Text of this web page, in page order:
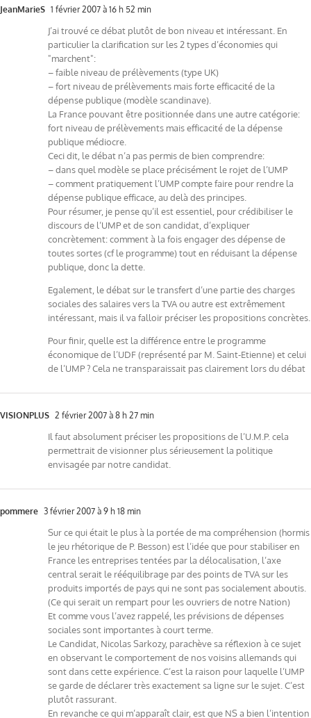
JeanMarieS 1 février 2007 à 16 h 52 min
J’ai trouvé ce débat plutôt de bon niveau et intéressant. En
particulier la clarification sur les 2 types d’économies qui
"marchent":
– faible niveau de prélèvements (type UK)
– fort niveau de prélèvements mais forte efficacité de la
dépense publique (modèle scandinave).
La France pouvant être positionnée dans une autre catégorie:
fort niveau de prélèvements mais efficacité de la dépense
publique médiocre.
Ceci dit, le débat n’a pas permis de bien comprendre:
– dans quel modèle se place précisément le rojet de l’UMP
– comment pratiquement l’UMP compte faire pour rendre la
dépense publique efficace, au delà des principes.
Pour résumer, je pense qu’il est essentiel, pour crédibiliser le
discours de l’UMP et de son candidat, d’expliquer
concrètement: comment à la fois engager des dépense de
toutes sortes (cf le programme) tout en réduisant la dépense
publique, donc la dette.
Egalement, le débat sur le transfert d’une partie des charges
sociales des salaires vers la TVA ou autre est extrêmement
intéressant, mais il va falloir préciser les propositions concrètes.
Pour finir, quelle est la différence entre le programme
économique de l’UDF (représenté par M. Saint-Etienne) et celui
de l’UMP ? Cela ne transparaissait pas clairement lors du débat
VISIONPLUS 2 février 2007 à 8 h 27 min
Il faut absolument préciser les propositions de l’U.M.P. cela
permettrait de visionner plus sérieusement la politique
envisagée par notre candidat.
pommere 3 février 2007 à 9 h 18 min
Sur ce qui était le plus à la portée de ma compréhension (hormis
le jeu rhétorique de P. Besson) est l’idée que pour stabiliser en
France les entreprises tentées par la délocalisation, l’axe
central serait le rééquilibrage par des points de TVA sur les
produits importés de pays qui ne sont pas socialement aboutis.
(Ce qui serait un rempart pour les ouvriers de notre Nation)
Et comme vous l’avez rappelé, les prévisions de dépenses
sociales sont importantes à court terme.
Le Candidat, Nicolas Sarkozy, parachève sa réflexion à ce sujet
en observant le comportement de nos voisins allemands qui
sont dans cette expérience. C’est la raison pour laquelle l’UMP
se garde de déclarer très exactement sa ligne sur le sujet. C’est
plutôt rassurant.
En revanche ce qui m’apparaît clair, est que NS a bien l’intention